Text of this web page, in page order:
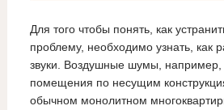
Для того чтобы понять, как
проблему, необходимо узнать, как
звуки. Воздушные шумы, например,
помещения по несущим
обычном монолитном